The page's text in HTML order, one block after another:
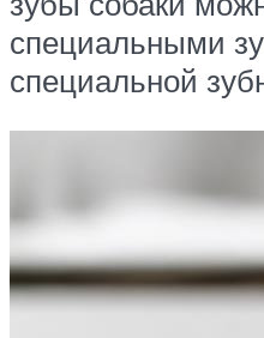
специальными
специальной